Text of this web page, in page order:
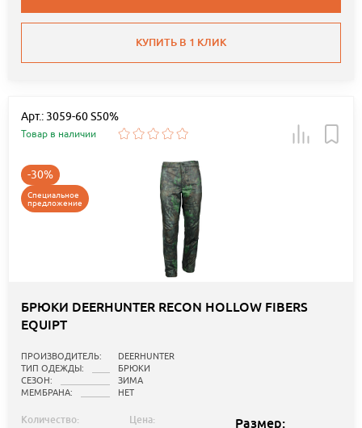
КУПИТЬ В 1 КЛИК
Арт.: 3059-60 S50%
Товар в наличии
-30%
Специальное
предложение
БРЮКИ DEERHUNTER RECON HOLLOW FIBERS
EQUIPT
ПРОИЗВОДИТЕЛЬ:
DEERHUNTER
ТИП ОДЕЖДЫ:
БРЮКИ
СЕЗОН:
ЗИМА
МЕМБРАНА:
НЕТ
Количество: Цена: Размер: